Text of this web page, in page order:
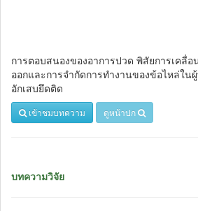
การตอบสนองของอาการปวด พิสัยการเคลื่
ออกและการจำกัดการทำงานของข้อไหล่ใน
อักเสบยึดติด
เข้าชมบทความ ดูหน้าปก
บทความวิจัย